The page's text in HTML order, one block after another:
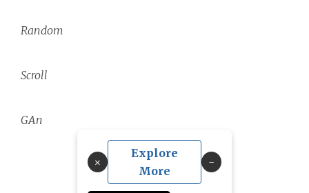
Random
×
Explore
More
Scroll
GAn